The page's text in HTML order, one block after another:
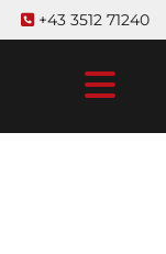
 +43 3512 71240